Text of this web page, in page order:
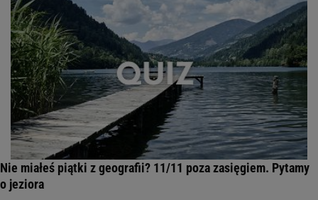
Nie miałeś piątki z geografii? 11/11 poza zasięgiem. Pytamy
o jeziora